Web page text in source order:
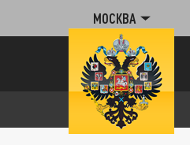
МОСКВА